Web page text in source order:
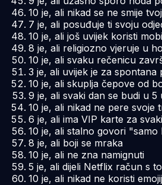
10 je, ali nikad se ne smije
7 je, ali posuđuje ti svoju
10 je, ali još uvijek koristi
8 je, ali religiozno vjeruje u
10 je, ali svaku rečenicu
3 je, ali uvijek je za spontana
10 je, ali skuplja čepove od
9 je, ali svaki dan se budi u 5
10 je, ali nikad ne pere svoje
6 je, ali ima VIP karte za
10 je, ali stalno govori "samo
8 je, ali boji se mraka
10 je, ali ne zna namignuti
5 je, ali dijeli Netflix račun s
10 je, ali nikad ne koristi